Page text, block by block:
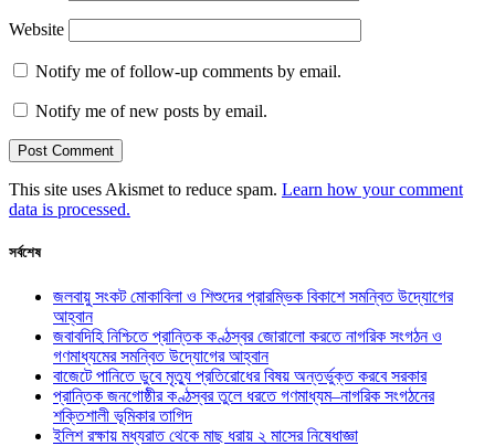
Website
Notify me of follow-up comments by email.
Notify me of new posts by email.
This site uses Akismet to reduce spam. Learn how your comment
data is processed.
সর্বশেষ
জলবায়ু সংকট মোকাবিলা ও শিশুদের প্রারম্ভিক বিকাশে সমন্বিত উদ্যোগের
আহ্বান
জবাবদিহি নিশ্চিতে প্রান্তিক কণ্ঠস্বর জোরালো করতে নাগরিক সংগঠন ও
গণমাধ্যমের সমন্বিত উদ্যোগের আহ্বান
বাজেটে পানিতে ডুবে মৃত্যু প্রতিরোধের বিষয় অন্তর্ভুক্ত করবে সরকার
প্রান্তিক জনগোষ্ঠীর কণ্ঠস্বর তুলে ধরতে গণমাধ্যম–নাগরিক সংগঠনের
শক্তিশালী ভূমিকার তাগিদ
ইলিশ রক্ষায় মধ্যরাত থেকে মাছ ধরায় ২ মাসের নিষেধাজ্ঞা